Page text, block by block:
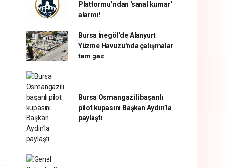
Platformu’ndan 'sanal kumar'
alarmı!
Bursa İnegöl'de Alanyurt
Yüzme Havuzu'nda çalışmalar
tam gaz
Bursa Osmangazili başarılı
pilot kupasını Başkan Aydın’la
paylaştı